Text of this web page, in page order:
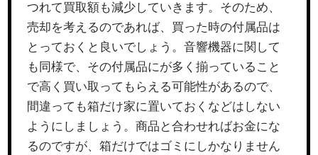
つれて買取額も減少していきます。そのため、
売却を考えるのであれば、買った時の付属品は
とっておくと良いでしょう。音響機器に関して
も同様で、その付属品にが多く揃っていること
で高く買い取ってもらえる可能性があるので、
間違っても箱だけ家に置いておくなどはしない
ようにしましょう。商品と合わせればお金にな
るのですが、箱だけではゴミにしかなりません